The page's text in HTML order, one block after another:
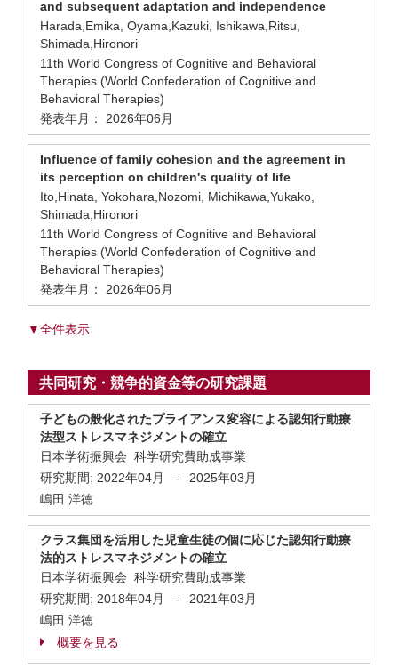
and subsequent adaptation and independence
Harada,Emika, Oyama,Kazuki, Ishikawa,Ritsu,
Shimada,Hironori
11th World Congress of Cognitive and Behavioral
Therapies (World Confederation of Cognitive and
Behavioral Therapies)
発表年月： 2026年06月
Influence of family cohesion and the agreement in
its perception on children's quality of life
Ito,Hinata, Yokohara,Nozomi, Michikawa,Yukako,
Shimada,Hironori
11th World Congress of Cognitive and Behavioral
Therapies (World Confederation of Cognitive and
Behavioral Therapies)
発表年月： 2026年06月
▼全件表示
共同研究・競争的資金等の研究課題
子どもの般化されたプライアンス変容による認知行動療
法型ストレスマネジメントの確立
日本学術振興会 科学研究費助成事業
研究期間: 2022年04月 -
2025年03月
嶋田 洋徳
クラス集団を活用した児童生徒の個に応じた認知行動療
法的ストレスマネジメントの確立
日本学術振興会 科学研究費助成事業
研究期間: 2018年04月 -
2021年03月
嶋田 洋徳
概要を見る